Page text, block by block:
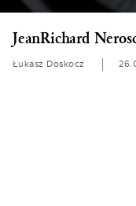
JeanRichard
Łukasz Doskocz